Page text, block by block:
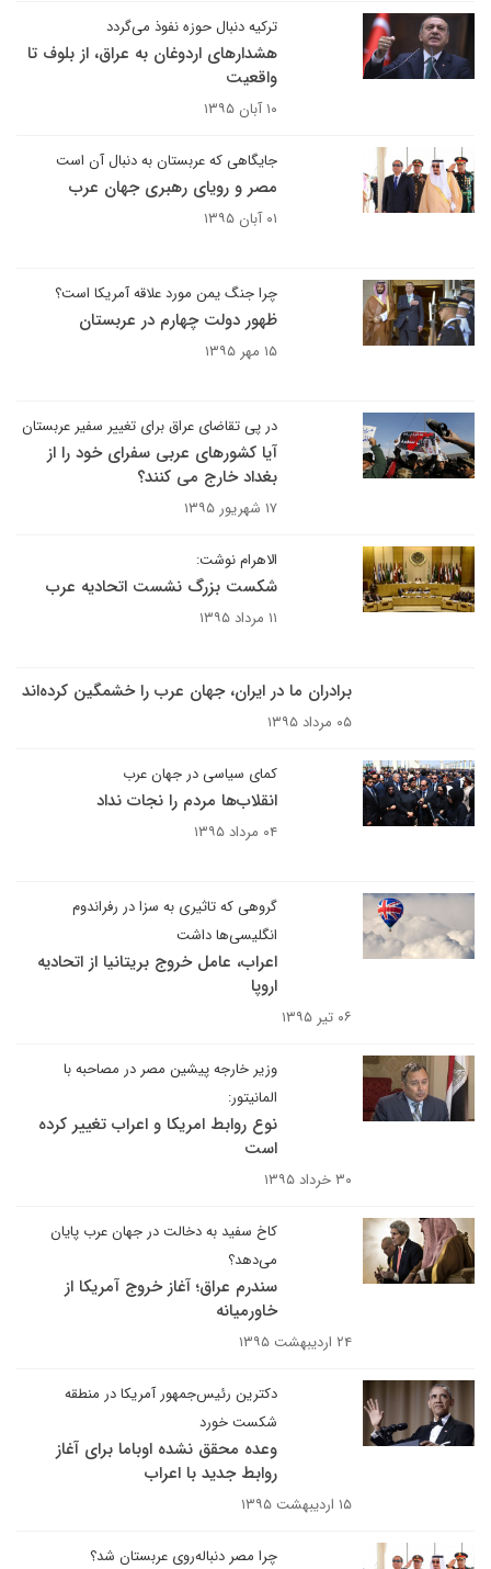
ترکیه دنبال حوزه نفوذ می‌گردد
هشدارهای اردوغان به عراق، از بلوف تا
واقعیت
۱۰ آبان ۱۳۹۵
جایگاهی که عربستان به دنبال آن است
مصر و رویای رهبری جهان عرب
۰۱ آبان ۱۳۹۵
چرا جنگ یمن مورد علاقه آمریکا است؟
ظهور دولت چهارم در عربستان
۱۵ مهر ۱۳۹۵
در پی تقاضای عراق برای تغییر سفیر عربستان
آیا کشورهای عربی سفرای خود را از
بغداد خارج می کنند؟
۱۷ شهریور ۱۳۹۵
الاهرام نوشت:
شکست بزرگ نشست اتحادیه عرب
۱۱ مرداد ۱۳۹۵
برادران ما در ایران، جهان عرب را خشمگین کرده‌اند
۰۵ مرداد ۱۳۹۵
کمای سیاسی در جهان عرب
انقلاب‌ها مردم را نجات نداد
۰۴ مرداد ۱۳۹۵
گروهی که تاثیری به سزا در رفراندوم
انگلیسی‌ها داشت
اعراب، عامل خروج بریتانیا از اتحادیه
اروپا
۰۶ تیر ۱۳۹۵
وزیر خارجه پیشین مصر در مصاحبه با
المانیتور:
نوع روابط امریکا و اعراب تغییر کرده
است
۳۰ خرداد ۱۳۹۵
کاخ سفید به دخالت در جهان عرب پایان
می‌دهد؟
سندرم عراق؛ آغاز خروج آمریکا از
خاورمیانه
۲۴ اردیبهشت ۱۳۹۵
دکترین رئیس‌جمهور آمریکا در منطقه
شکست خورد
وعده محقق نشده اوباما برای آغاز
روابط جدید با اعراب
۱۵ اردیبهشت ۱۳۹۵
چرا مصر دنباله‌روی عربستان شد؟